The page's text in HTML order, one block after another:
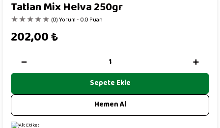
Tatlan Mix Helva 250gr
(0) Yorum - 0.0 Puan
202,00₺
Sepete Ekle
Hemen Al